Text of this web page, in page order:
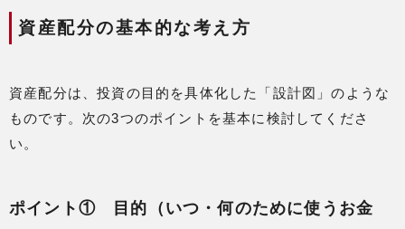
資産配分の基本的な考え方
資産配分は、投資の目的を具体化した「設計図」のような
ものです。次の3つのポイントを基本に検討してくださ
い。
ポイント① 目的（いつ・何のために使うお金